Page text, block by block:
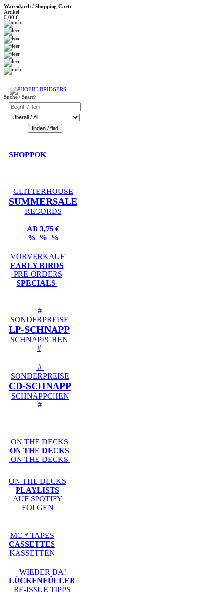
Warenkorb / Shopping Cart:
Artikel
0,00 €
Suche / Search
SHOPPOK
GLITTERHOUSE
SUMMERSALE
RECORDS
AB 3,75 €
% % %
VORVERKAUF
EARLY BIRDS
PRE-ORDERS
SPECIALS
#
SONDERPREISE
LP-SCHNAPP
SCHNÄPPCHEN
#
#
SONDERPREISE
CD-SCHNAPP
SCHNÄPPCHEN
#
ON THE DECKS
ON THE DECKS
ON THE DECKS
ON THE DECKS
PLAYLISTS
AUF SPOTIFY
FOLGEN
MC * TAPES
CASSETTES
KASSETTEN
WIEDER DA!
LÜCKENFÜLLER
RE-ISSUE TIPPS